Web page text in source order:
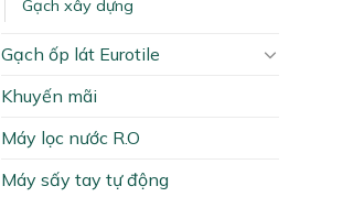
Gạch xây dựng
Gạch ốp lát Eurotile
Khuyến mãi
Máy lọc nước R.O
Máy sấy tay tự động